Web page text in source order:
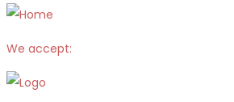
We accept: